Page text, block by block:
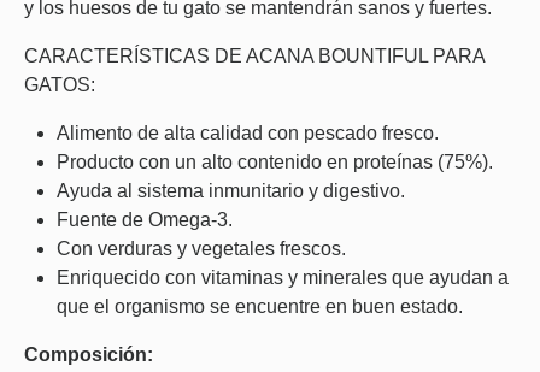
y los huesos de tu gato se mantendrán sanos y fuertes.
CARACTERÍSTICAS DE ACANA BOUNTIFUL PARA
GATOS:
Alimento de alta calidad con pescado fresco.
Producto con un alto contenido en proteínas (75%).
Ayuda al sistema inmunitario y digestivo.
Fuente de Omega-3.
Con verduras y vegetales frescos.
Enriquecido con vitaminas y minerales que ayudan a
que el organismo se encuentre en buen estado.
Composición: